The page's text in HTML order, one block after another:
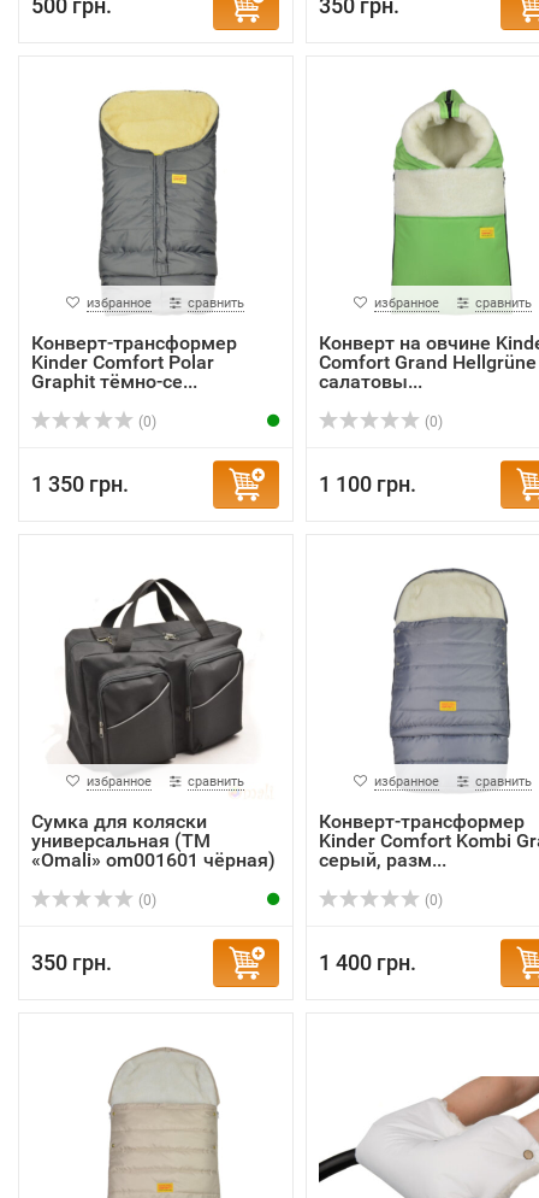
500 грн. 350 грн.
избранное сравнить
Конверт-трансформер
Kinder Comfort Polar
Graphit тёмно-се...
(0)
1 350 грн.
избранное сравнить
Конверт на овчине
Comfort Grand Hellgrüne
салатовы...
(0)
1 100 грн.
избранное сравнить
Сумка для коляски
универсальная (ТМ
«Omali» om001601 чёрная)
(0)
350 грн.
избранное сравнить
Конверт-трансформер
Kinder Comfort Kombi
серый, разм...
(0)
1 400 грн.